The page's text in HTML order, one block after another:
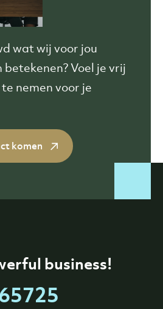
wat wij voor jou
betekenen? Voel je vrij
nemen voor je
komen
business!